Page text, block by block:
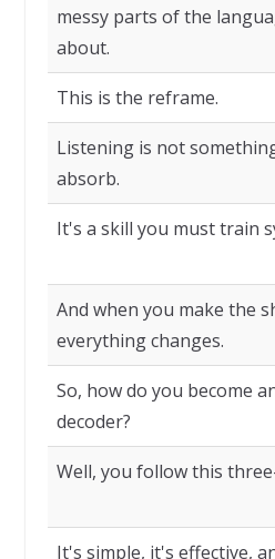
messy parts of the
about.
This is the reframe.
Listening is not
absorb.
It's a skill you must train
And when you make the
everything changes.
So, how do you become
decoder?
Well, you follow this
It's simple, it's effective,